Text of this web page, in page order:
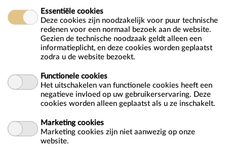
maandag 1 januari 0001
maandag 1 januari 0001
gebruik weer terug.
-------------------
Voor kinderen tot en met 3 jaar hoef je geen online ticket aan te
schaffen. Het kaartje met gereduceerd tarief kun je afrekenen bij ...
Essentiële cookies
Deze cookies zijn noodzakelijk voor puur technische
redenen voor een normaal bezoek aan de website.
Gezien de technische noodzaak geldt alleen een
informatieplicht, en deze cookies worden geplaatst
zodra u de website bezoekt.
Functionele cookies
Het uitschakelen van functionele cookies heeft een
negatieve invloed op uw gebruikerservaring. Deze
cookies worden alleen geplaatst als u ze inschakelt.
Marketing cookies
Marketing cookies zijn niet aanwezig op onze
website.